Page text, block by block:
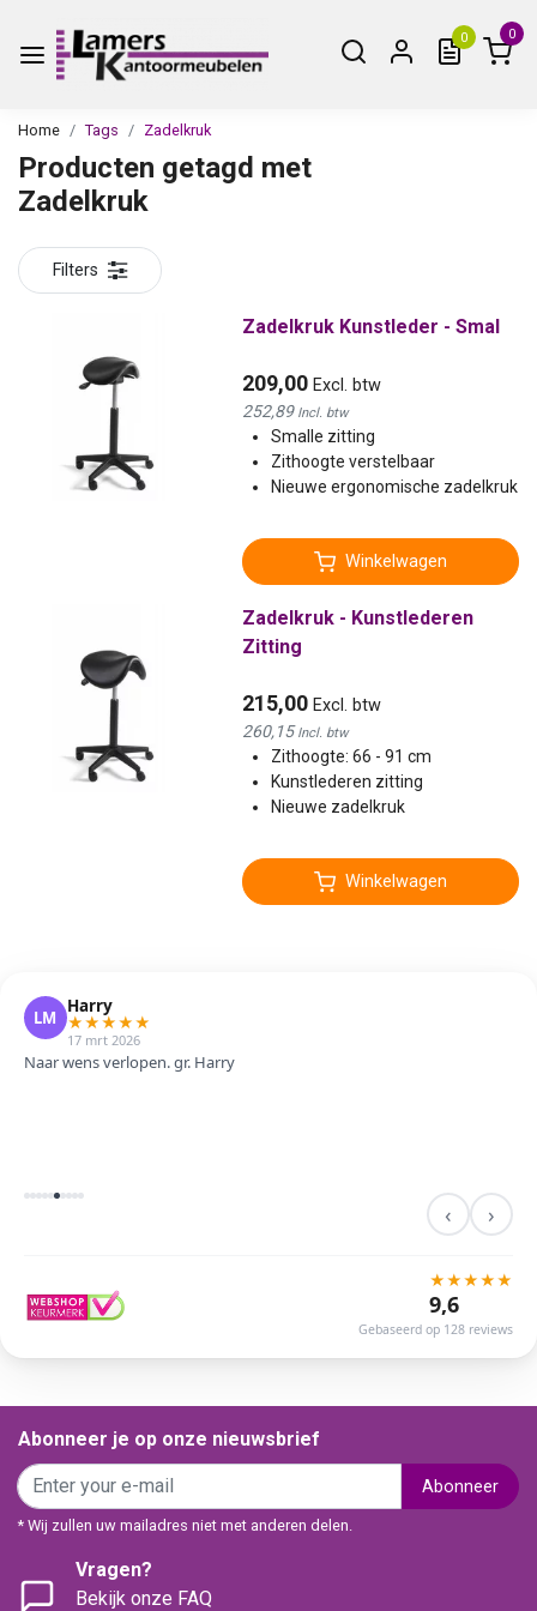
0 0
Home Tags Zadelkruk
Producten getagd met
Zadelkruk
Filters
Zadelkruk Kunstleder - Smal
209,00 Excl. btw
252,89 Incl. btw
Smalle zitting
Zithoogte verstelbaar
Nieuwe ergonomische zadelkruk
Winkelwagen
Zadelkruk - Kunstlederen
Zitting
215,00 Excl. btw
260,15Incl. btw
Zithoogte: 66 - 91 cm
Kunstlederen zitting
Nieuwe zadelkruk
Winkelwagen
LM
Harry
★★★★★
17 mrt 2026
Naar wens verlopen. gr. Harry
‹ ›
★★★★★
9,6
Gebaseerd op 128 reviews
Abonneer je op onze nieuwsbrief
Abonneer
* Wij zullen uw mailadres niet met anderen delen.
Vragen?
Bekijk onze FAQ